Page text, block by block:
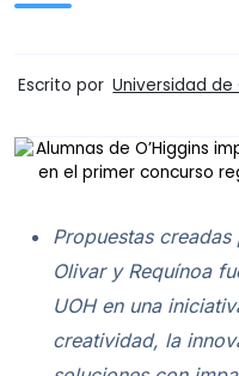
Escrito por Universidad de
Propuestascreadas
Olivar y Requínoa
UOH en una
creatividad, la